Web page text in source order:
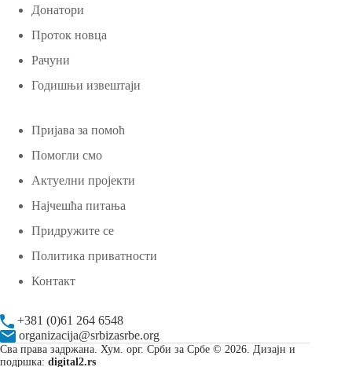
Донатори
Проток новца
Рачуни
Годишњи извештаји
Пријава за помоћ
Помогли смо
Актуелни пројекти
Најчешћа питања
Придружите се
Политика приватности
Контакт
+381 (0)61 264 6548
organizacija@srbizasrbe.org
Сва права задржана. Хум. орг. Срби за Србе © 2026. Дизајн и
подршка: digital2.rs